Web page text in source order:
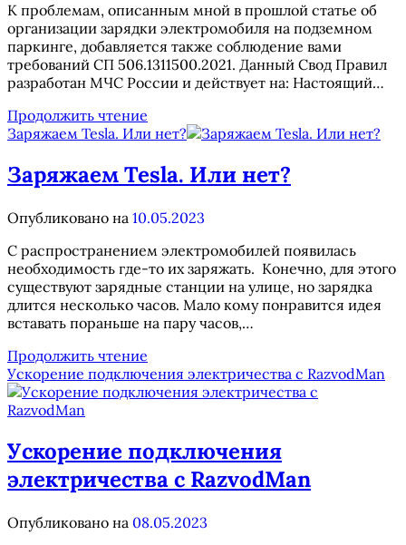
г.
К проблемам, описанным мной в прошлой статье об
организации зарядки электромобиля на подземном
паркинге, добавляется также соблюдение вами
требований СП 506.1311500.2021. Данный Свод Правил
разработан МЧС России и действует на: Настоящий…
Продолжить чтение
Tesla
Quest)
Заряжаем Tesla. Или нет?
Заряжаем Tesla. Или нет?
Опубликовано на 10.05.2023
С распространением электромобилей появилась
необходимость где-то их заряжать. Конечно, для этого
существуют зарядные станции на улице, но зарядка
длится несколько часов. Мало кому понравится идея
вставать пораньше на пару часов,…
Продолжить чтение
Tesla.
Или
Ускорение подключения электричества с RazvodMan
Ускорение подключения
электричества с RazvodMan
Опубликовано на 08.05.2023